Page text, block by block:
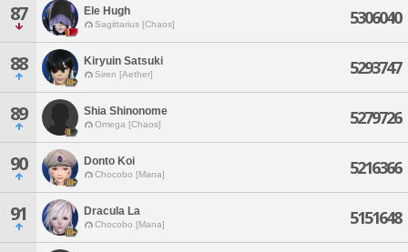
87 Ele Hugh
Sagittarius [Chaos] 5306040
88 Kiryuin Satsuki
Siren [Aether] 5293747
89 Shia Shinonome
Omega [Chaos] 5279726
90 Donto Koi
Chocobo [Mana] 5216366
91 Dracula La
Chocobo [Mana] 5151648